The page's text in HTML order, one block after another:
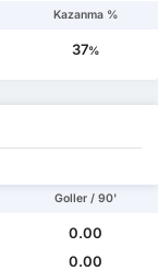
Kazanma %
37%
Goller / 90'
0.00
0.00